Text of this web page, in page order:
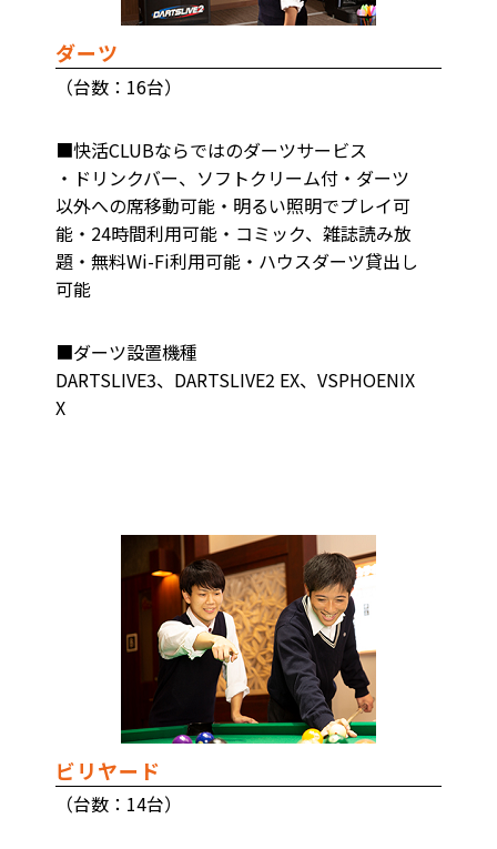
ダーツ
（台数：16台）
■快活CLUBならではのダーツサービス
・ドリンクバー、ソフトクリーム付・ダーツ
以外への席移動可能・明るい照明でプレイ可
能・24時間利用可能・コミック、雑誌読み放
題・無料Wi-Fi利用可能・ハウスダーツ貸出し
可能
■ダーツ設置機種
DARTSLIVE3、DARTSLIVE2 EX、VSPHOENIX
X
ビリヤード
（台数：14台）